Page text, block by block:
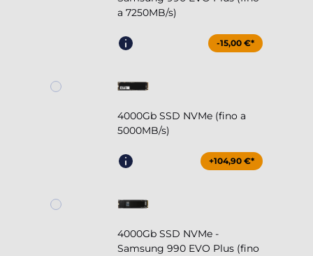
a 7250MB/s)
-15,00 €*
4000Gb SSD NVMe (fino a
5000MB/s)
+104,90 €*
4000Gb SSD NVMe -
Samsung 990 EVO Plus (fino